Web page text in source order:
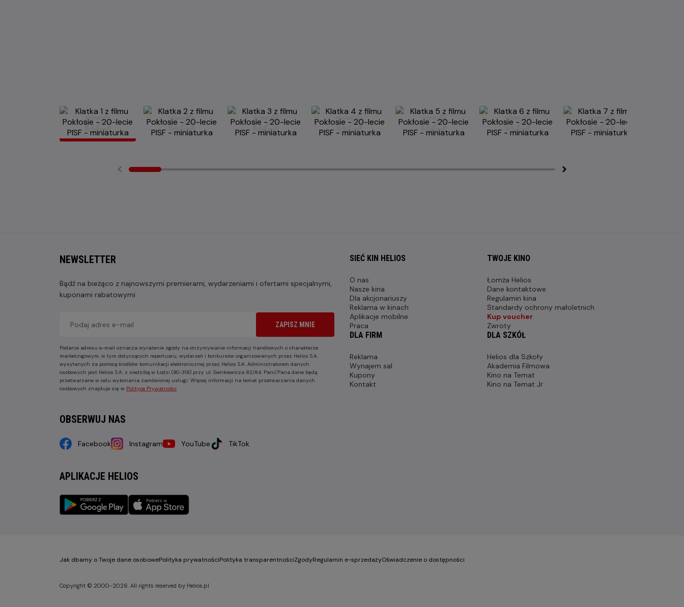
NEWSLETTER
Bądź na bieżąco z najnowszymi premierami, wydarzeniami i ofertami specjalnymi,
kuponami rabatowymi
ZAPISZ MNIE
Podanie adresu e-mail oznacza wyrażenie zgody na otrzymywanie informacji handlowych o charakterze
marketingowym, w tym dotyczących repertuaru, wydarzeń i konkursów organizowanych przez Helios S.A.
wysyłanych za pomocą środków komunikacji elektronicznej przez Helios S.A. Administratorem danych
osobowych jest Helios S.A. z siedzibą w Łodzi (90-318) przy ul. Sienkiewicza 82/84. Pani/Pana dane będą
przetwarzane w celu wykonania zamówionej usługi. Więcej informacji na temat przetwarzania danych
osobowych znajduje się w Polityce Prywatności.
OBSERWUJ NAS
Facebook Instagram YouTube TikTok
APLIKACJE HELIOS
SIEĆ KIN HELIOS
O nas
Nasze kina
Dla akcjonariuszy
Reklama w kinach
Aplikacje mobilne
Praca
TWOJE KINO
Łomża Helios
Dane kontaktowe
Regulamin kina
Standardy ochrony małoletnich
Kup voucher
Zwroty
DLA FIRM
Reklama
Wynajem sal
Kupony
Kontakt
DLA SZKÓŁ
Helios dla Szkoły
Akademia Filmowa
Kino na Temat
Kino na Temat Jr
Jak dbamy o Twoje dane osobowePolityka prywatnościPolityka transparentnościZgodyRegulamin e-sprzedażyOświadczenie o dostępności
Copyright © 2000-2026. All rights reserved by Helios.pl